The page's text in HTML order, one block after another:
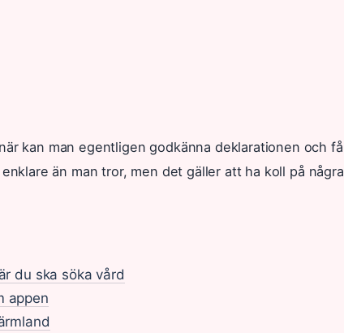
kan man egentligen godkänna deklarationen och få
än man tror, men det gäller att ha koll på några
du ska söka vård
appen